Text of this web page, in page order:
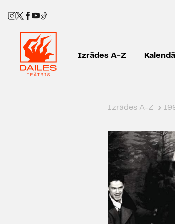
Izrādes A-Z
Izrādes A-Z ›